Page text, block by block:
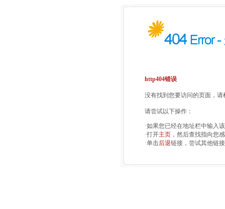
http404错误
没有找到您要访问的页面，
请尝试以下操作：
·如果您已经在地址栏中输入
·打开主页 ，然后查找指向您
·单击后退链接，尝试其他链